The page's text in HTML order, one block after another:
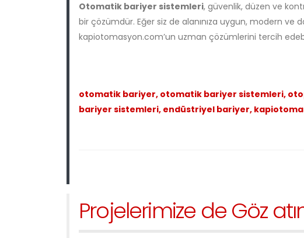
Otomatik bariyer sistemleri, güvenlik, düzen ve
bir çözümdür. Eğer siz de alanınıza uygun, modern ve
kapiotomasyon.com’un uzman çözümlerini tercih
otomatik bariyer, otomatik bariyer sistemleri,
bariyer sistemleri, endüstriyel bariyer,
Projelerimize de Göz